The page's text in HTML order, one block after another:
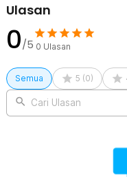
selam oval dapat dipasang
tekanan berlebih di wajah
mudah diatur
remaja hingga dewasa.
Tahan Lama untuk
Terbuat dari material PVC,
terhadap air laut, sinar UV,
pilihan tepat untuk
Ulasan
0/5 0 Ulasan
Semua 5 (0)
Cari Ulasan